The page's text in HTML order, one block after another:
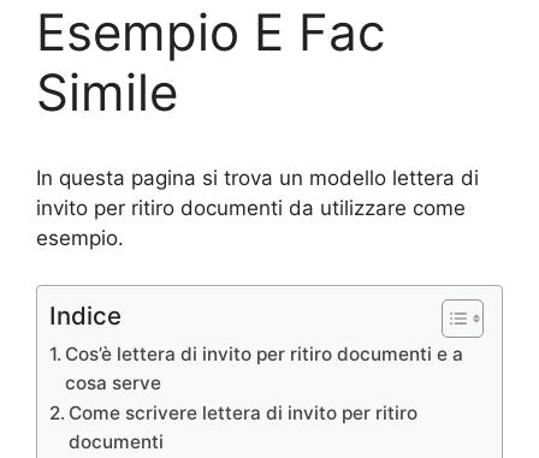
Esempio E Fac
Simile
In questa pagina si trova un modello lettera di
invito per ritiro documenti da utilizzare come
esempio.
Indice
Cos’è lettera di invito per ritiro documenti e a
cosa serve
Come scrivere lettera di invito per ritiro
documenti